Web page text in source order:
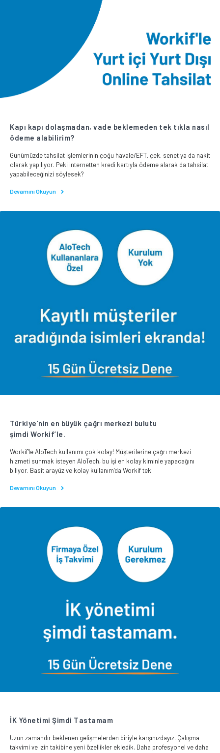
Kapı kapı dolaşmadan, vade beklemeden tek tıkla nasıl
ödeme alabilirim?
Günümüzde tahsilat işlemlerinin çoğu havale/EFT, çek, senet ya da nakit
olarak yapılıyor. Peki internetten kredi kartıyla ödeme alarak da tahsilat
yapabileceğinizi söylesek?
Devamını Okuyun
Türkiye’nin en büyük çağrı merkezi bulutu
şimdi Workif’le.
Workif'le AloTech kullanımı çok kolay! Müşterilerine çağrı merkezi
hizmeti sunmak isteyen AloTech, bu işi en kolay kiminle yapacağını
biliyor. Basit arayüz ve kolay kullanım’da Workif tek!
Devamını Okuyun
İK Yönetimi Şimdi Tastamam
Uzun zamandır beklenen gelişmelerden biriyle karşınızdayız. Çalışma
takvimi ve izin takibine yeni özellikler ekledik. Daha profesyonel ve daha